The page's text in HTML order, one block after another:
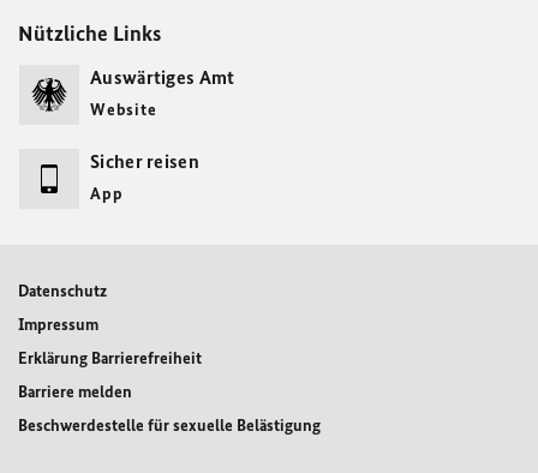
Nützliche Links
Auswärtiges Amt
Website
Sicher reisen
App
Datenschutz
Impressum
Erklärung Barrierefreiheit
Barriere melden
Beschwerdestelle für sexuelle Belästigung